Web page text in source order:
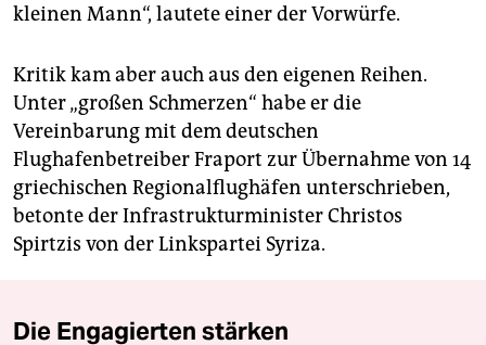
kleinen Mann“, lautete einer der Vorwürfe.
Kritik kam aber auch aus den eigenen Reihen.
Unter „großen Schmerzen“ habe er die
Vereinbarung mit dem deutschen
Flughafenbetreiber Fraport zur Übernahme von 14
griechischen Regionalflughäfen unterschrieben,
betonte der Infrastrukturminister Christos
Spirtzis von der Linkspartei Syriza.
Die Engagierten stärken